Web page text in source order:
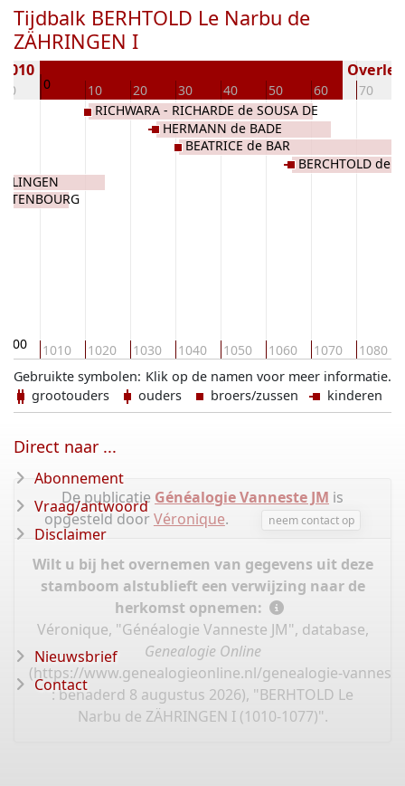
Tijdbalk BERHTOLD Le Narbu de
ZÄHRINGEN I
0 10 20 30 40 50 60 70
1010 1020 1030 1040 1050 1060 1070 1080
RICHWARA - RICHARDE de SOUSA DE
HERMANN de BADE
BEATRICE de BAR
BERCHTOLD de
Klik op de namen voor meer informatie.
Gebruikte symbolen:
grootouders
ouders broers/zussen kinderen
De publicatie Généalogie Vanneste JM is
opgesteld doorVéronique. neem contact op
Wilt u bij het overnemen van gegevens uit deze
stamboom alstublieft een verwijzing naar de
herkomst opnemen:
Véronique, "Généalogie Vanneste JM", database,
Genealogie Online
(https://www.genealogieonline.nl/genealogie-
: benaderd 8 augustus 2026), "BERHTOLD Le
Narbu de ZÄHRINGEN I (1010-1077)".
Direct naar ...
Abonnement
Vraag/antwoord
Disclaimer
Nieuwsbrief
Contact